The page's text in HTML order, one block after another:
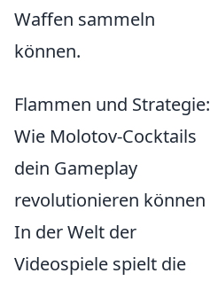
Waffen sammeln
können.
Flammen und Strategie:
Wie Molotov-Cocktails
dein Gameplay
revolutionieren können
In der Welt der
Videospiele spielt die